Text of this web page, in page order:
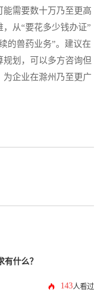
需要数十万乃至更高
从“要花多少钱办证”
的兽药业务”。建议在
划，可以多方咨询但
企业在滁州乃至更广
什么？
143人看过